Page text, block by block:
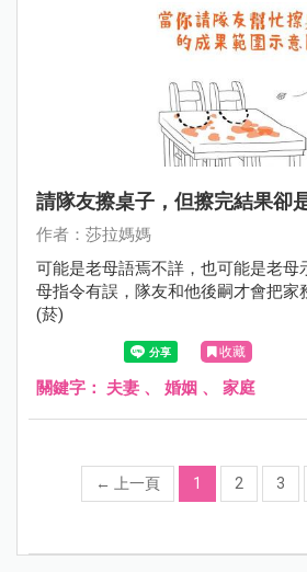
請隊友擦桌子，但擦完結果卻
作者：莎拉媽媽
可能是老母語焉不詳，也可能是老母
母指令有誤，隊友和他後嗣才會把家
(菸)
收藏
關鍵字： 夫妻 、 婚姻 、 家庭
← 上一頁 1 2 3